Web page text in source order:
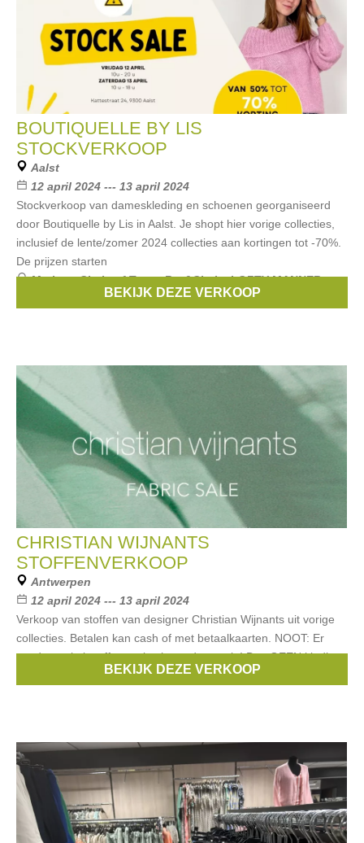
BOUTIQUELLE BY LIS
STOCKVERKOOP
Aalst
12 april 2024 --- 13 april 2024
Stockverkoop van dameskleding en schoenen georganiseerd
door Boutiquelle by Lis in Aalst. Je shopt hier vorige collecties,
inclusief de lente/zomer 2024 collecties aan kortingen tot -70%.
De prijzen starten
Merken:Circle of Trust,Rut&Circle,LOFTY MANNER,
Kate Moss, ...
BEKIJK DEZE VERKOOP
CHRISTIAN WIJNANTS
STOFFENVERKOOP
Antwerpen
12 april 2024 --- 13 april 2024
Verkoop van stoffen van designer Christian Wijnants uit vorige
collecties. Betalen kan cash of met betaalkaarten. NOOT: Er
worden enkel stoffen verkocht op deze sale! Dus GEEN kleding.
Christian Wijnants
BEKIJK DEZE VERKOOP